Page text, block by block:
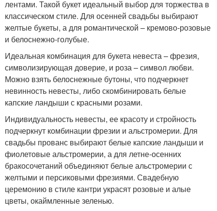
лентами. Такой букет идеальный выбор для торжества в
классическом стиле. Для осенней свадьбы выбирают
желтые букеты, а для романтической – кремово-розовые
и белоснежно-голубые.
Идеальная комбинация для букета невеста – фрезия,
символизирующая доверие, и роза – символ любви.
Можно взять белоснежные бутоны, что подчеркнет
невинность невесты, либо скомбинировать белые
капские ландыши с красными розами.
Индивидуальность невесты, ее красоту и стройность
подчеркнут комбинации фрезии и альстромерии. Для
свадьбы прованс выбирают белые капские ландыши и
фиолетовые альстромерии, а для летне-осенних
бракосочетаний объединяют белые альстромерии с
желтыми и персиковыми фрезиями. Свадебную
церемонию в стиле кантри украсят розовые и алые
цветы, окаймленные зеленью.